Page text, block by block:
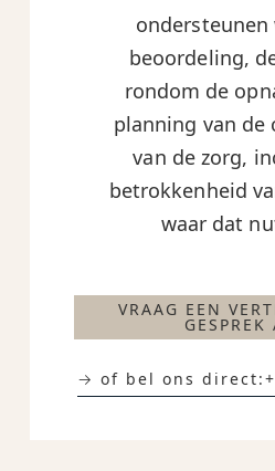
ondersteunen
beoordeling,
rondom de
planning van
van de zorg,
betrokkenheid
waar dat
VRAAG EEN
GESPREK
→ of bel ons direct: